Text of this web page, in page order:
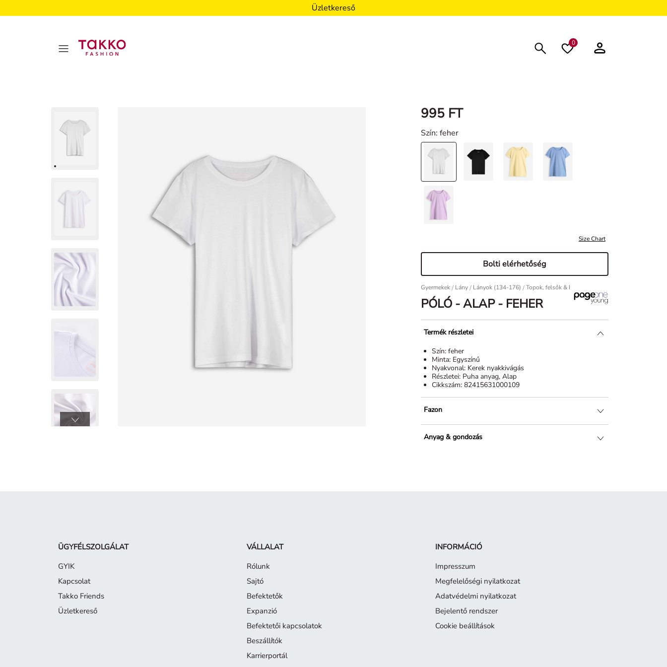
Üzletkereső
0
995 FT
Szín: feher
Size Chart
Bolti elérhetőség
Gyermekek / Lány / Lányok (134-176) / Topok, felsők & blúzok
PÓLÓ - ALAP - FEHER
Termék részletei
Szín: feher
Minta: Egyszínű
Nyakvonal: Kerek nyakkivágás
Részletei: Puha anyag, Alap
Cikkszám: 82415631000109
Fazon
Anyag & gondozás
ÜGYFÉLSZOLGÁLAT
GYIK
Kapcsolat
Takko Friends
Üzletkereső
VÁLLALAT
Rólunk
Sajtó
Befektetők
Expanzió
Befektetői kapcsolatok
Beszállítók
Karrierportál
INFORMÁCIÓ
Impresszum
Megfelelőségi nyilatkozat
Adatvédelmi nyilatkozat
Bejelentő rendszer
Cookie beállítások